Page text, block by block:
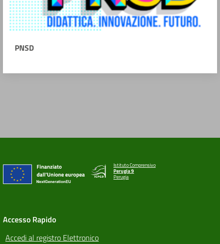
PNSD
Istituto Comprensivo
Perugia 9
Perugia
Accesso Rapido
Accedi al registro Elettronico